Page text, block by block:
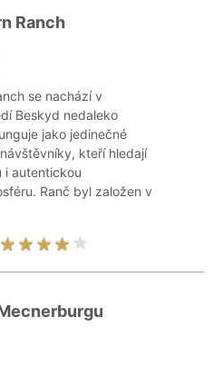
Ranch
se nachází v
Beskyd nedaleko
jako jedinečné
kteří hledají
i autentickou
Ranč byl založen v